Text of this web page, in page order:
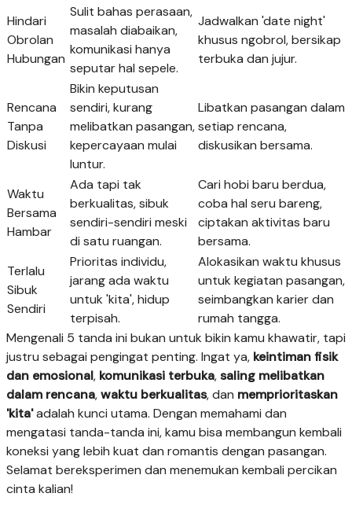
Hindari
Obrolan
Hubungan
Sulit bahas perasaan,
masalah diabaikan,
komunikasi hanya
seputar hal sepele.
Jadwalkan 'date night'
khusus ngobrol, bersikap
terbuka dan jujur.
Rencana
Tanpa
Diskusi
Bikin keputusan
sendiri, kurang
melibatkan pasangan,
kepercayaan mulai
luntur.
Libatkan pasangan dalam
setiap rencana,
diskusikan bersama.
Waktu
Bersama
Hambar
Ada tapi tak
berkualitas, sibuk
sendiri-sendiri meski
di satu ruangan.
Cari hobi baru berdua,
coba hal seru bareng,
ciptakan aktivitas baru
bersama.
Terlalu
Sibuk
Sendiri
Prioritas individu,
jarang ada waktu
untuk 'kita', hidup
terpisah.
Alokasikan waktu khusus
untuk kegiatan pasangan,
seimbangkan karier dan
rumah tangga.
Mengenali 5 tanda ini bukan untuk bikin kamu khawatir, tapi
justru sebagai pengingat penting. Ingat ya, keintiman fisik
dan emosional, komunikasi terbuka,saling melibatkan
dalam rencana,waktu berkualitas, dan memprioritaskan
'kita'adalah kunci utama. Dengan memahami dan
mengatasi tanda-tanda ini, kamu bisa membangun kembali
koneksi yang lebih kuat dan romantis dengan pasangan.
Selamat bereksperimen dan menemukan kembali percikan
cinta kalian!